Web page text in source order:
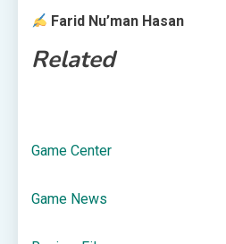
Farid Nu’man Hasan
Related
Game Center
Game News